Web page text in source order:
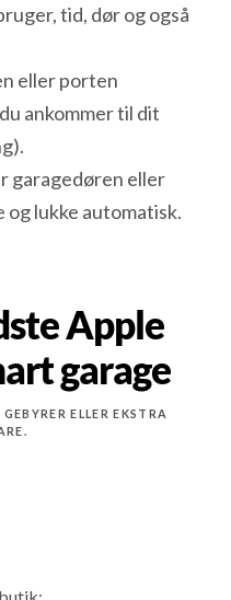
tid, dør og også
eller porten
ankommer til dit
garagedøren eller
og lukke automatisk.
Apple
garage
ELLER EKSTRA